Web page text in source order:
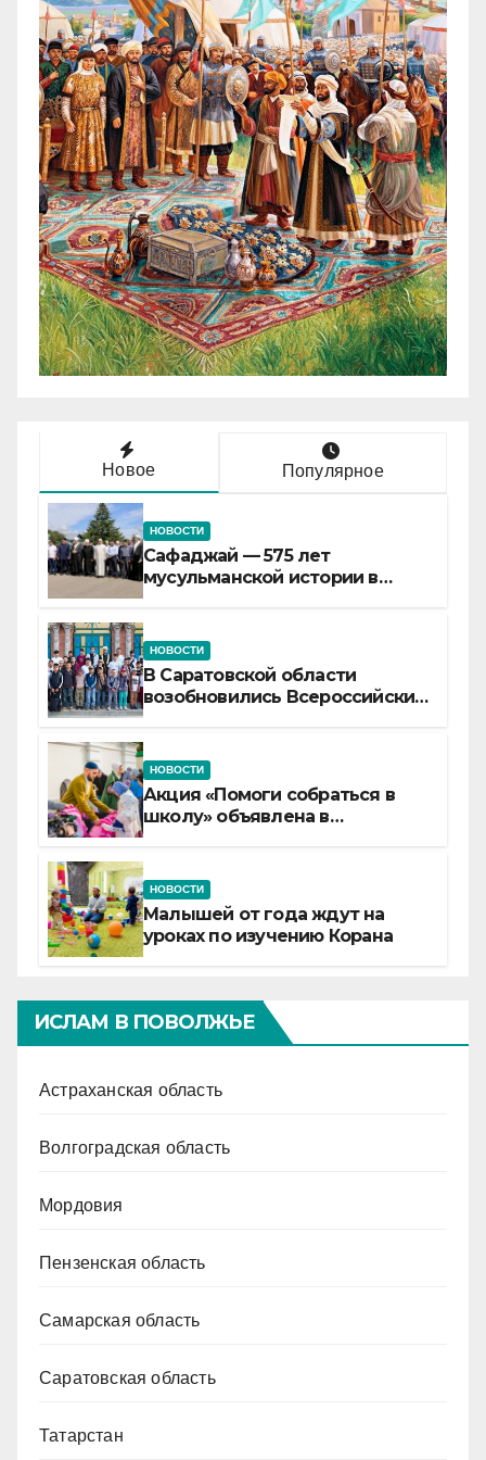
Новое Популярное
НОВОСТИ
Сафаджай — 575 лет
мусульманской истории в
НОВОСТИ
В Саратовской области
возобновились Всероссийские
НОВОСТИ
Акция «Помоги собраться в
школу» объявлена в
НОВОСТИ
Малышей от года ждут на
уроках по изучению Корана
ИСЛАМ В ПОВОЛЖЬЕ
Астраханская область
Волгоградская область
Мордовия
Пензенская область
Самарская область
Саратовская область
Татарстан